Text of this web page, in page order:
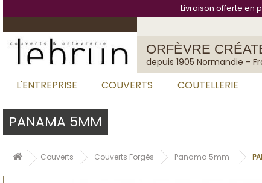
Livraison offerte en
ORFÈVRE
depuis 1905 Normandie -
L'ENTREPRISE COUVERTS COUTELLERIE
PANAMA 5MM
Couverts Couverts Forgés Panama 5mm